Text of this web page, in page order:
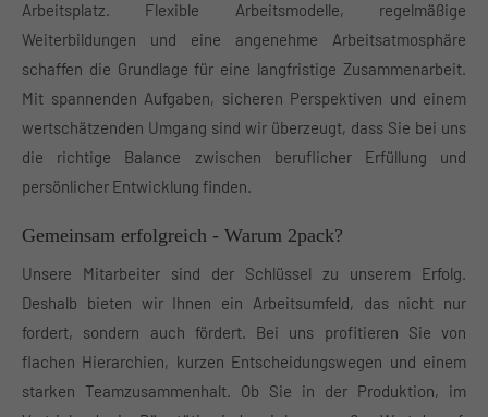
Arbeitsplatz. Flexible Arbeitsmodelle, regelmäßige
Weiterbildungen und eine angenehme Arbeitsatmosphäre
schaffen die Grundlage für eine langfristige Zusammenarbeit.
Mit spannenden Aufgaben, sicheren Perspektiven und einem
wertschätzenden Umgang sind wir überzeugt, dass Sie bei uns
die richtige Balance zwischen beruflicher Erfüllung und
persönlicher Entwicklung finden.
Gemeinsam erfolgreich - Warum 2pack?
Unsere Mitarbeiter sind der Schlüssel zu unserem Erfolg.
Deshalb bieten wir Ihnen ein Arbeitsumfeld, das nicht nur
fordert, sondern auch fördert. Bei uns profitieren Sie von
flachen Hierarchien, kurzen Entscheidungswegen und einem
starken Teamzusammenhalt. Ob Sie in der Produktion, im